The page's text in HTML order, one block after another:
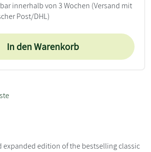
innerhalb von 3 Wochen (Versand mit
Post/DHL)
In den Warenkorb
expanded edition of the bestselling classic